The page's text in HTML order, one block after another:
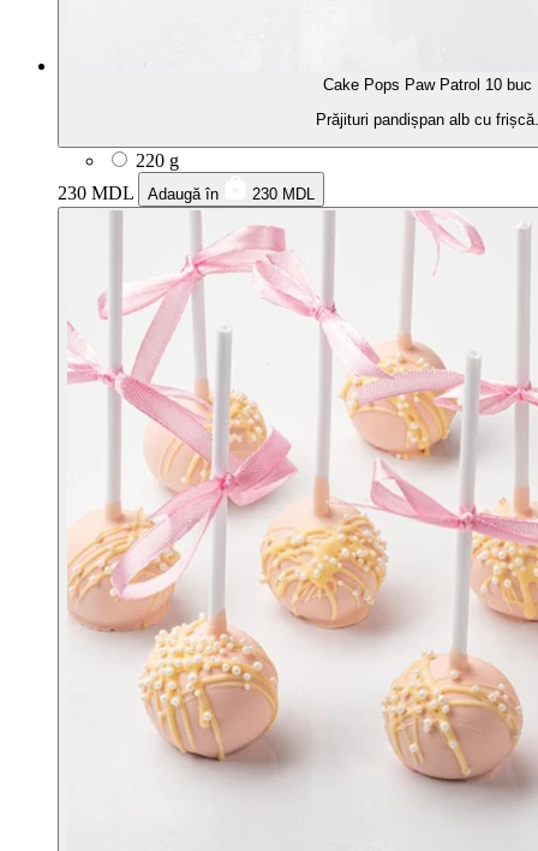
Cake Pops Paw Patrol 10 buc
Prăjituri pandișpan alb cu frișcă.
220 g
230 MDL
Adaugă în 230 MDL